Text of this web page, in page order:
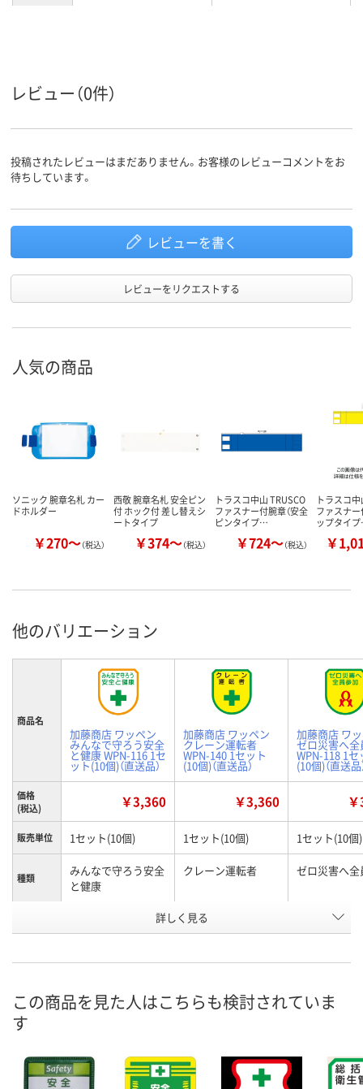
レビュー（0件）
投稿されたレビューはまだありません。お客様のレビューコメントをお
待ちしています。
レビューを書く
レビューをリクエストする
人気の商品
ソニック 腕章名札 カー
ドホルダー
￥270～（税込）
西敬 腕章名札 安全ピン
付 ホック付 差し替えシ
ートタイプ
￥374～（税込）
トラスコ中山 TRUSCO
ファスナー付腕章（安全
ピンタイプ…
￥724～（税込）
トラスコ
ファスナー
ップタイ
￥
他のバリエーション
商品名
加藤商店 ワッペン
みんなで守ろう安全
と健康 WPN-116 1セ
ット(10個)（直送品）
加藤商店 ワッペン
クレーン運転者
WPN-140 1セット
(10個)（直送品）
加藤商店 ワ
ゼロ災害へ全
WPN-118 1セ
(10個)（直送品
価格
(税込)
￥3,360 ￥3,360
販売単位 1セット(10個) 1セット(10個) 1セット(10個)
種類
みんなで守ろう安全
と健康
クレーン運転者 ゼロ災害へ全
H832118 H832104
カゴへ カゴへ カ
詳しく見る
この商品を見た人はこちらも検討されていま
す